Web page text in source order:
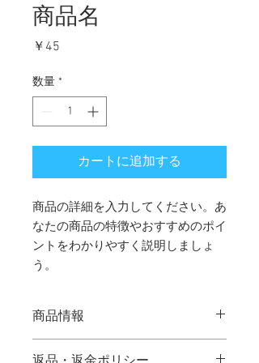
商品名
￥45
数量 *
カートに追加する
商品の詳細を入力してください。あ
なたの商品の特徴やおすすめのポイ
ントをわかりやすく説明しましょ
う。
商品情報